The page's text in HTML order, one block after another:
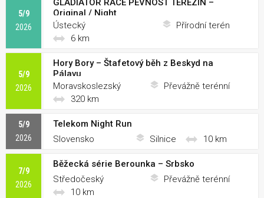
5/9
2026 Ústecký
Original / Night
Přírodní terén
6 km
5/9
2026 Moravskoslezský
Hory Bory – Štafetový běh z Beskyd na
Pálavu
Převážně terénní
320 km
5/9
2026 Slovensko
Telekom Night Run
Silnice
10 km
7/9
2026
Středočeský
Běžecká série Berounka – Srbsko
Převážně terénní
10 km